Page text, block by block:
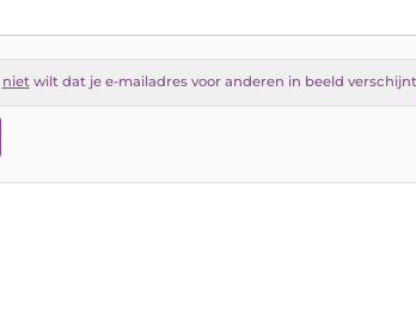
niet wilt dat je e-mailadres voor anderen in beeld verschijnt